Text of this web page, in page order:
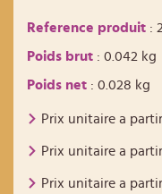
Reference produit :
Poids brut : 0.042 kg
Poids net : 0.028 kg
Prix unitaire a
Prix unitaire a
Prix unitaire a